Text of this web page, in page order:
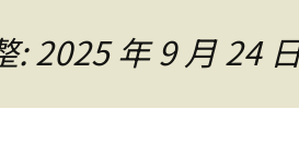
: 2025 年 9 月 24